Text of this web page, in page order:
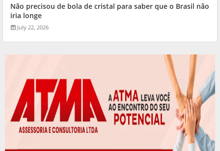
Não precisou de bola de cristal para saber que o Brasil não
iria longe
July 22, 2026